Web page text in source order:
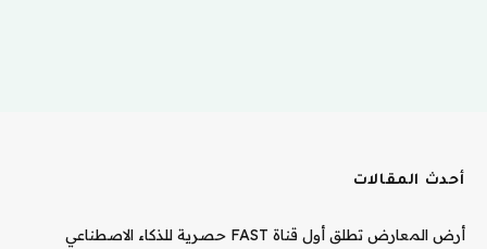
أحدث المقالات
أرض المعارض تطلق أول قناة FAST حصرية للذكاء الاصطناعي